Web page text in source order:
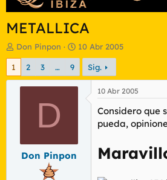
METALLICA
I
n
c
d
Don Pinpon
F
e
h
a
i
10 Abr 2005
1 2 3 … 9 Sig.
D
Don Pinpon
10 Abr 2005
Considero que
pueda,